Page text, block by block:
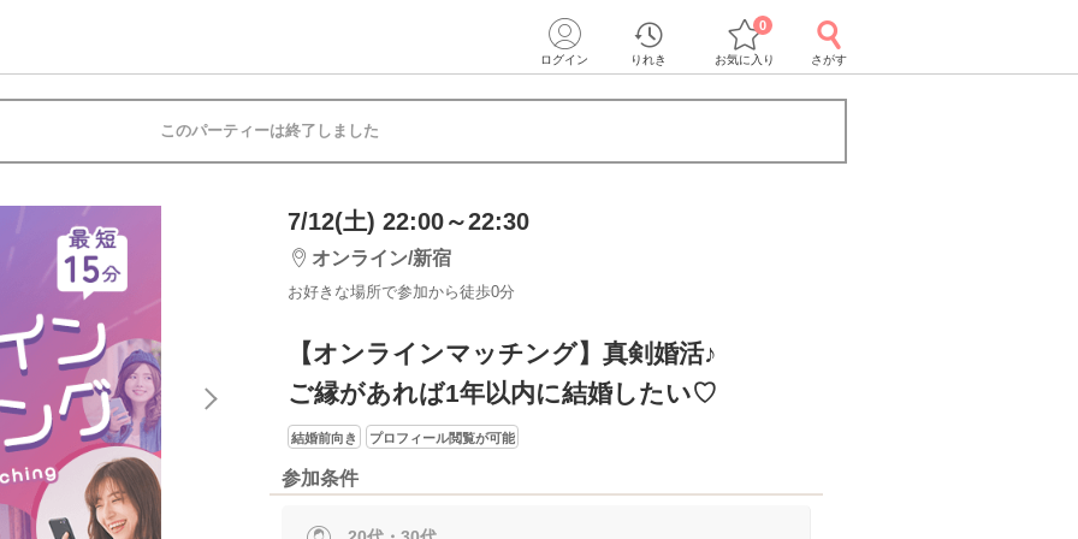
ログイン りれき お気に入り
0
さがす
このパーティーは終了しました
7/12(土) 22:00～22:30
オンライン/新宿
お好きな場所で参加から徒歩0分
【オンラインマッチング】真剣婚活♪
ご縁があれば1年以内に結婚したい♡
結婚前向き プロフィール閲覧が可能
参加条件